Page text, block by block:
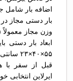
اضافه بار شامل
بار دستی مجاز در
وزن مجاز معمولاً ۵ تا ۷ کیلوگرم است
ابعاد بار دستی
۵۵×۴۰×۲۳ سانتی‌متر)
قبل از سفر با
ایرلاین انتخابی